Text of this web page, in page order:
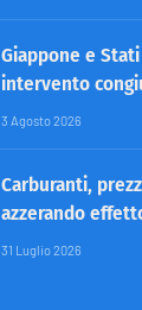
Giappone e
intervento
3 Agosto 2026
Carburanti,
azzerando
31 Luglio 2026